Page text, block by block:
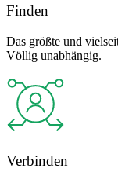
Finden
Das größte und
Völlig unabhängig.
Verbinden